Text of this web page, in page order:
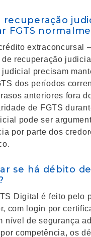
recuperação
FGTS
extraconcursal
recuperação
judicial precisam
dos períodos
anteriores fora
de FGTS
pode ser
por parte dos
se há débito de
Digital é feito pelo
com login por
nível de segurança
competência, os